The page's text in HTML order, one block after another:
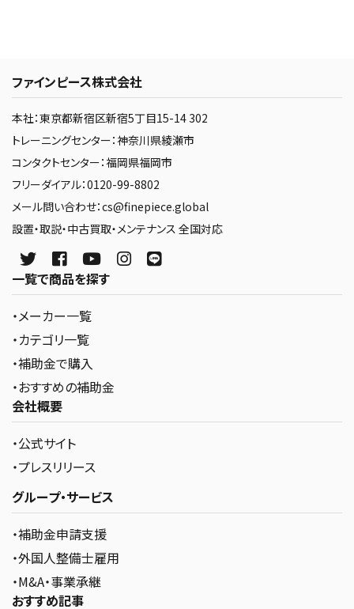
ファインピース株式会社
本社：東京都新宿区新宿5丁目15-14 302
トレーニングセンター：神奈川県綾瀬市
コンタクトセンター：福岡県福岡市
フリーダイアル：0120-99-8802
メール問い合わせ：cs@finepiece.global
設置・取説・中古買取・メンテナンス 全国対応
一覧で商品を探す
・メーカー一覧
・カテゴリ一覧
・補助金で購入
・おすすめの補助金
会社概要
・公式サイト
・プレスリリース
グループ・サービス
・補助金申請支援
・外国人整備士雇用
・M&A・事業承継
おすすめ記事